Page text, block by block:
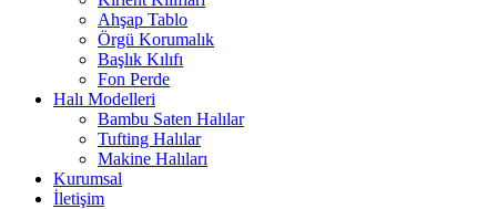
Ahşap Tablo
Örgü Korumalık
Başlık Kılıfı
Fon Perde
Halı Modelleri
Bambu Saten Halılar
Tufting Halılar
Makine Halıları
Kurumsal
İletişim